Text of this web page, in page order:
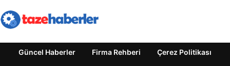
Güncel Haberler Firma Rehberi Çerez Politikası